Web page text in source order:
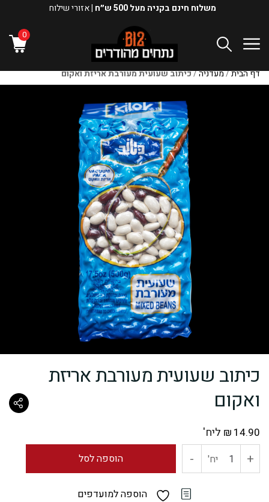
משלוח חינם בקניה מעל 500 ש״ח | אזורי שילוח
0
דף הבית/מעדניה/כיתוב שעועית מעורבת אריזת ואקום
כיתוב שעועית מעורבת אריזת
ואקום
₪ 14.90 ליח'
+ כמות יח' - הוספה לסל
הוספה למועדפים